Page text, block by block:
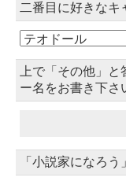
二番目に好きなキ
上で「その他」
ー名をお書き下さ
「小説家になろ